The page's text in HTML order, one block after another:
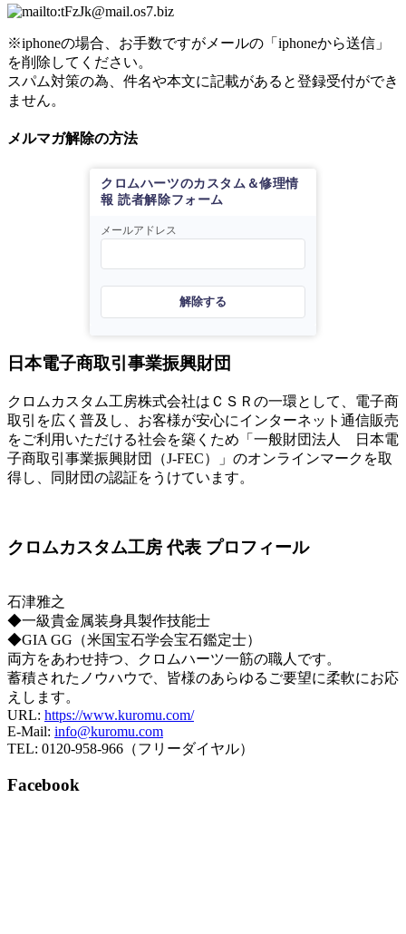
※iphoneの場合、お手数ですがメールの「iphoneから送信」
を削除してください。
スパム対策の為、件名や本文に記載があると登録受付ができ
ません。
メルマガ解除の方法
クロムハーツのカスタム＆修理情
報 読者解除フォーム
メールアドレス
解除する
日本電子商取引事業振興財団
クロムカスタム工房株式会社はＣＳＲの一環として、電子商
取引を広く普及し、お客様が安心にインターネット通信販売
をご利用いただける社会を築くため「一般財団法人 日本電
子商取引事業振興財団（J-FEC）」のオンラインマークを取
得し、同財団の認証をうけています。
クロムカスタム工房 代表 プロフィール
石津雅之
◆一級貴金属装身具製作技能士
◆GIA GG（米国宝石学会宝石鑑定士）
両方をあわせ持つ、クロムハーツ一筋の職人です。
蓄積されたノウハウで、皆様のあらゆるご要望に柔軟にお応
えします。
URL: https://www.kuromu.com/
E-Mail: info@kuromu.com
TEL: 0120-958-966（フリーダイヤル）
Facebook